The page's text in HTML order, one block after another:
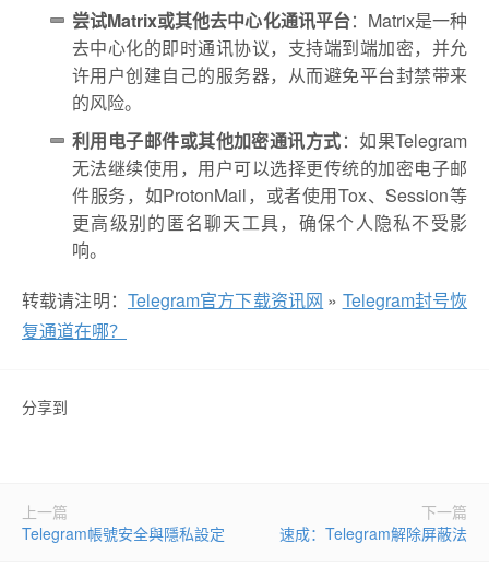
尝试Matrix或其他去中心化通讯平台：Matrix是一种
去中心化的即时通讯协议，支持端到端加密，并允
许用户创建自己的服务器，从而避免平台封禁带来
的风险。
利用电子邮件或其他加密通讯方式：如果Telegram
无法继续使用，用户可以选择更传统的加密电子邮
件服务，如ProtonMail，或者使用Tox、Session等
更高级别的匿名聊天工具，确保个人隐私不受影
响。
转载请注明： Telegram官方下载资讯网 » Telegram封号恢
复通道在哪？
分享到
上一篇
Telegram帳號安全與隱私設定
下一篇
速成：Telegram解除屏蔽法